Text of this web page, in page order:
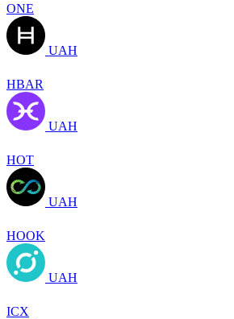
ONE
UAH
HBAR
UAH
HOT
UAH
HOOK
UAH
ICX